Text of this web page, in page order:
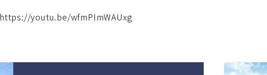
https://youtu.be/wfmPImWAUxg